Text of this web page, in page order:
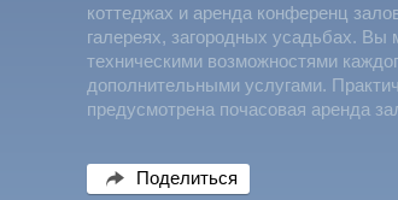
коттеджах и аренда конференц
галереях, загородных усадьбах. Вы
техническими возможностями
дополнительными услугами.
предусмотрена почасовая аренда
Поделиться